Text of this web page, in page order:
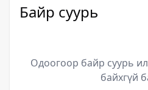
Байр суурь
Одоогоор байр суурь
байхгүй